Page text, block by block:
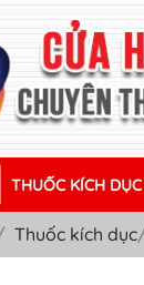
THUỐC KÍCH
Thuốc kích dục